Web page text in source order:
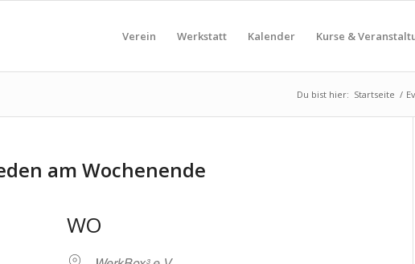
Verein Werkstatt Kalender Kurse &
Du bist hier: Startseite /
am Wochenende
WO